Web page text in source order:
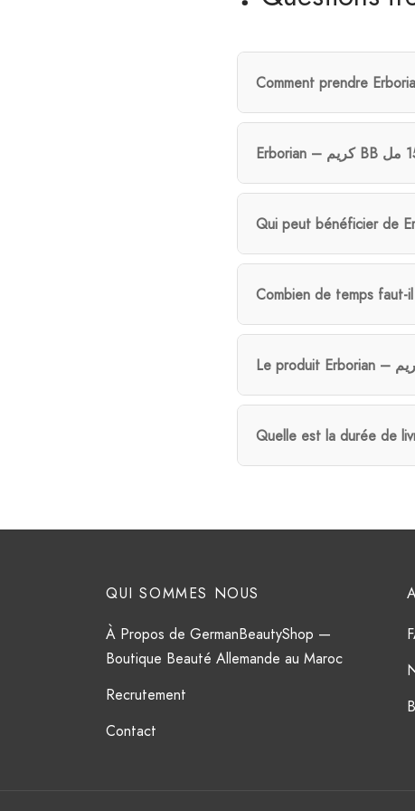
Quelle est la durée de
QUI SOMMES NOUS
À Propos de GermanBeautyShop —
Boutique Beauté Allemande au Maroc
Recrutement
Contact